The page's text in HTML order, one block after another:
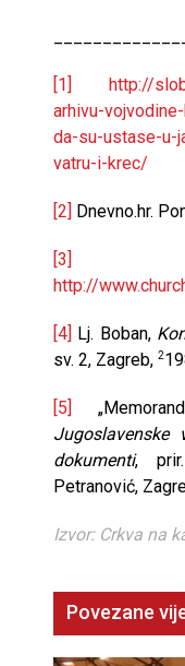
[1]
http://
arhivu-
da-su-ustase-u-
vatru-i-krec/
[2] Dnevno.hr.
[3]
http://
[4] Lj. Boban,
sv. 2, Zagreb, 2
[5]
Jugoslavenske
dokumenti,
Petranović,
Izvor: Crkva na
Povezane